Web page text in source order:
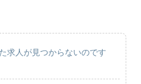
求人が見つからないのです